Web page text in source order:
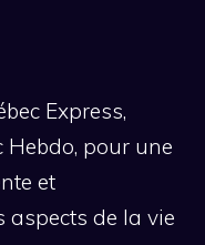
Express,
Hebdo, pour une
et
aspects de la vie